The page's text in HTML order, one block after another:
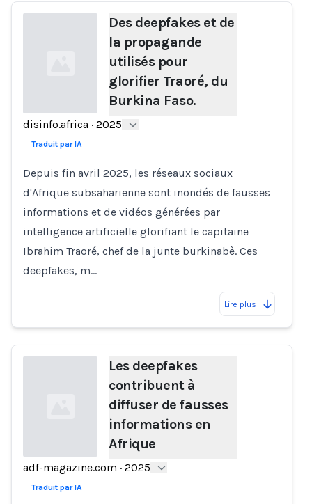
Loading...
Des deepfakes et de
la propagande
utilisés pour
glorifier Traoré, du
Burkina Faso.
disinfo.africa · 2025
Traduit par IA
Depuis fin avril 2025, les réseaux sociaux
d'Afrique subsaharienne sont inondés de fausses
informations et de vidéos générées par
intelligence artificielle glorifiant le capitaine
Ibrahim Traoré, chef de la junte burkinabè. Ces
deepfakes, m…
Lire plus
Loading...
Les deepfakes
contribuent à
diffuser de fausses
informations en
Afrique
adf-magazine.com · 2025
Traduit par IA